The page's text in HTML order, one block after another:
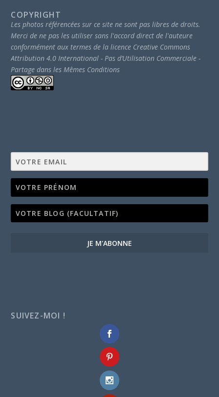
COPYRIGHT
Les photos référencées sur ce site ne sont pas libres de droits.
Merci de ne pas les utiliser sans l'accord direct de l'auteure
conformément aux termes de la licence Creative Commons
Attribution 4.0 International - Pas d’Utilisation Commerciale -
Partage dans les Mêmes Conditions
JE M'ABONNE
SUIVEZ-MOI !